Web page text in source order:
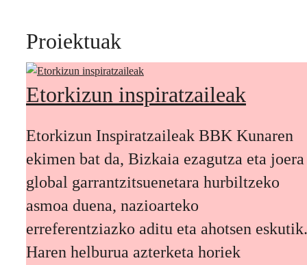
Proiektuak
Etorkizun inspiratzaileak
Etorkizun Inspiratzaileak BBK Kunaren
ekimen bat da, Bizkaia ezagutza eta joera
global garrantzitsuenetara hurbiltzeko
asmoa duena, nazioarteko
erreferentziazko aditu eta ahotsen eskutik.
Haren helburua azterketa horiek